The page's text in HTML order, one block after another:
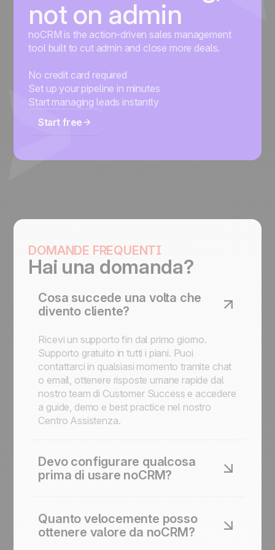
not on admin
noCRM is the action-driven sales management
tool built to cut admin and close more deals.
No credit card required
Set up your pipeline in minutes
Start managing leads instantly
Start free
DOMANDE FREQUENTI
Hai una domanda?
Cosa succede una volta che
divento cliente?
Ricevi un supporto fin dal primo giorno.
Supporto gratuito in tutti i piani. Puoi
contattarci in qualsiasi momento tramite chat
o email, ottenere risposte umane rapide dal
nostro team di Customer Success e accedere
a guide, demo e best practice nel nostro
Centro Assistenza.
Devo configurare qualcosa
prima di usare noCRM?
sono flussi di lavoro complessi da
configurare, nessun lavoro amministrativo
Quanto velocemente posso
ottenere valore da noCRM?